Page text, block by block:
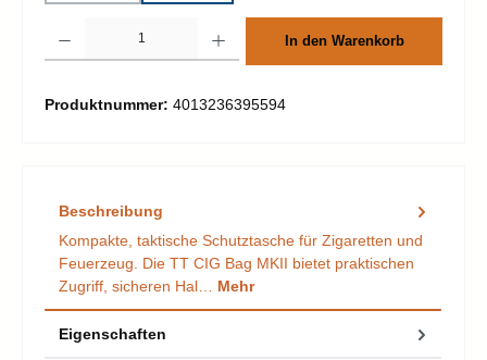
In den Warenkorb
Produktnummer: 4013236395594
Beschreibung
Kompakte, taktische Schutztasche für Zigaretten und
Feuerzeug. Die TT CIG Bag MKII bietet praktischen
Zugriff, sicheren Hal… Mehr
Eigenschaften